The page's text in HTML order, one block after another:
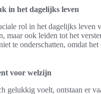
in het dagelijks leven
rol in het dagelijks leven
maar ook leiden tot het
te onderschatten, omdat
voor welzijn
gelukkig voelt, ontstaan er